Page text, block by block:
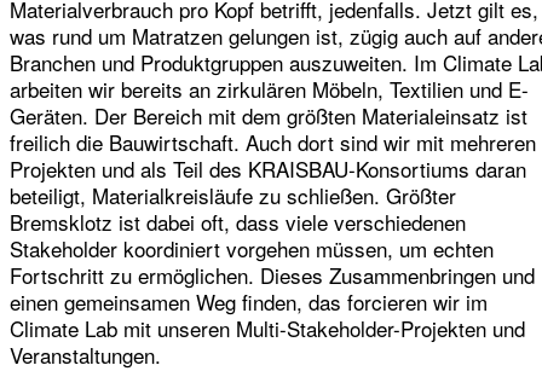
Materialverbrauch pro Kopf betrifft, jedenfalls. Jetzt gilt es,
was rund um Matratzen gelungen ist, zügig auch auf
Branchen und Produktgruppen auszuweiten. Im Climate
arbeiten wir bereits an zirkulären Möbeln, Textilien und E-
Geräten. Der Bereich mit dem größten Materialeinsatz ist
freilich die Bauwirtschaft. Auch dort sind wir mit mehreren
Projekten und als Teil des KRAISBAU-Konsortiums daran
beteiligt, Materialkreisläufe zu schließen. Größter
Bremsklotz ist dabei oft, dass viele verschiedenen
Stakeholder koordiniert vorgehen müssen, um echten
Fortschritt zu ermöglichen. Dieses Zusammenbringen und
einen gemeinsamen Weg finden, das forcieren wir im
Climate Lab mit unseren Multi-Stakeholder-Projekten und
Veranstaltungen.